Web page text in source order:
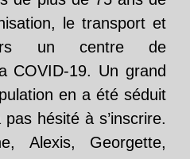
le transport et
un centre de
COVID-19. Un grand
en a été séduit
hésité à s’inscrire.
Alexis, Georgette,